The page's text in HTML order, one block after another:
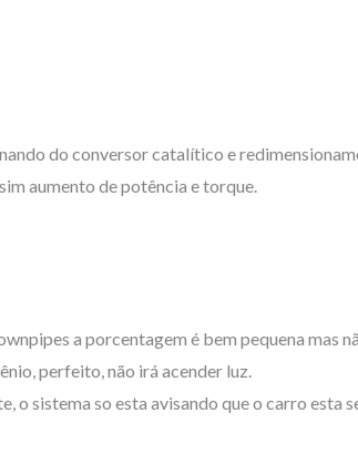
do conversor catalítico e
aumento de potência e torque.
a porcentagem é bem pequena mas
perfeito, não irá acender luz.
o sistema so esta avisando que o carro esta